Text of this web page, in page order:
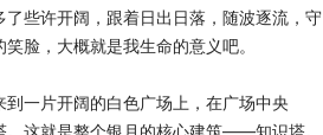
了些许开阔，跟着日出日落，随波逐流，守
脸，大概就是我生命的意义吧。
一片开阔的白色广场上，在广场中央
这就是整个银月的核心建筑——知识塔。